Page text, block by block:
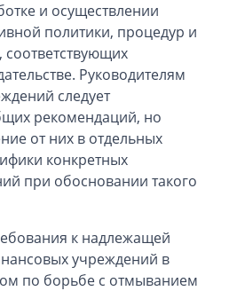
и осуществлении
политики, процедур и
Руководителям
следует
рекомендаций, но
от них в отдельных
конкретных
при обосновании такого
к надлежащей
учреждений в
по борьбе с отмыванием